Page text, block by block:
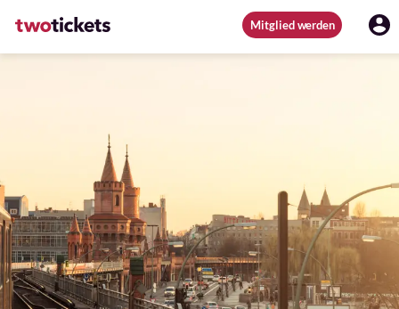
Mitglied werden